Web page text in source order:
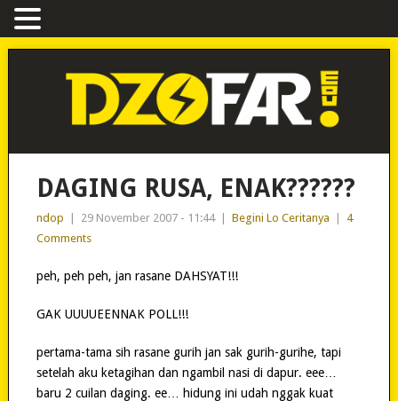
DAGING RUSA, ENAK??????
ndop 29 November 2007 - 11:44 Begini Lo Ceritanya
4
Comments
peh, peh peh, jan rasane DAHSYAT!!!
GAK UUUUEENNAK POLL!!!
pertama-tama sih rasane gurih jan sak gurih-gurihe, tapi
setelah aku ketagihan dan ngambil nasi di dapur. eee…
baru 2 cuilan daging. ee… hidung ini udah nggak kuat